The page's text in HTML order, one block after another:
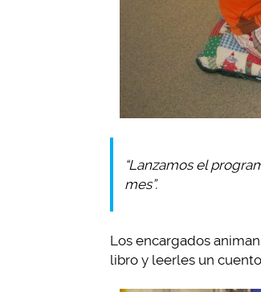
“Lanzamos el
mes”.
Los encargados
libro y leerles un